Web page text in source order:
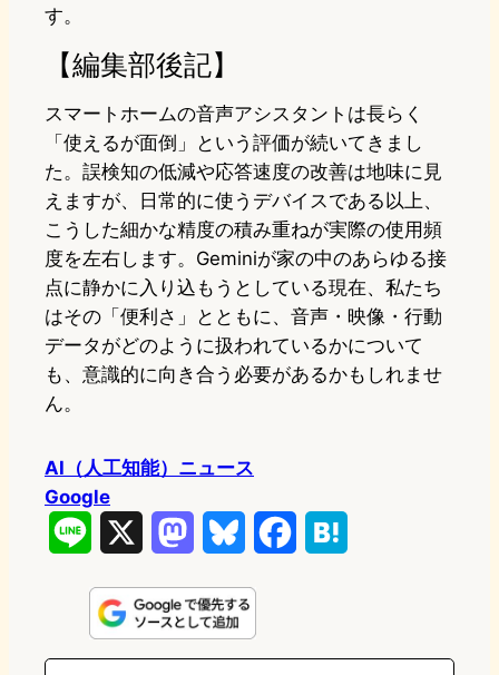
す。
【編集部後記】
スマートホームの音声アシスタントは長らく
「使えるが面倒」という評価が続いてきまし
た。誤検知の低減や応答速度の改善は地味に見
えますが、日常的に使うデバイスである以上、
こうした細かな精度の積み重ねが実際の使用頻
度を左右します。Geminiが家の中のあらゆる接
点に静かに入り込もうとしている現在、私たち
はその「便利さ」とともに、音声・映像・行動
データがどのように扱われているかについて
も、意識的に向き合う必要があるかもしれませ
ん。
AI（人工知能）ニュース
Google
n
e
s
t
u
e
e
e